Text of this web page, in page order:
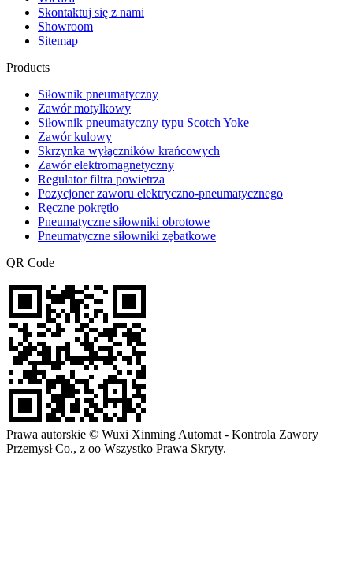
Skontaktuj się z nami
Showroom
Sitemap
Products
Siłownik pneumatyczny
Zawór motylkowy
Siłownik pneumatyczny typu Scotch Yoke
Zawór kulowy
Skrzynka wyłączników krańcowych
Zawór elektromagnetyczny
Regulator filtra powietrza
Pozycjoner zaworu elektryczno-pneumatycznego
Ręczne pokrętło
Pneumatyczne siłowniki obrotowe
Pneumatyczne siłowniki zębatkowe
QR Code
Prawa autorskie © Wuxi Xinming Automat - Kontrola Zawory
Przemysł Co., z oo Wszystko Prawa Skryty.